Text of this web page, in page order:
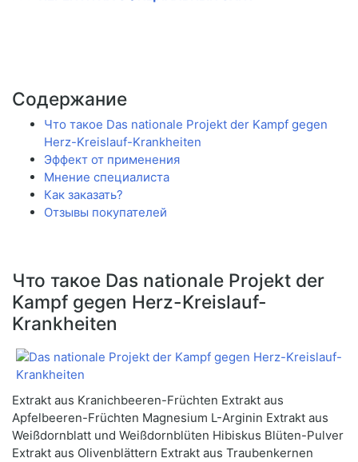
Содержание
Что такое Das nationale Projekt der Kampf gegen
Herz-Kreislauf-Krankheiten
Эффект от применения
Мнение специалиста
Как заказать?
Отзывы покупателей
Что такое Das nationale Projekt der
Kampf gegen Herz-Kreislauf-
Krankheiten
Extrakt aus Kranichbeeren-Früchten Extrakt aus
Apfelbeeren-Früchten Magnesium L-Arginin Extrakt aus
Weißdornblatt und Weißdornblüten Hibiskus Blüten-Pulver
Extrakt aus Olivenblättern Extrakt aus Traubenkernen